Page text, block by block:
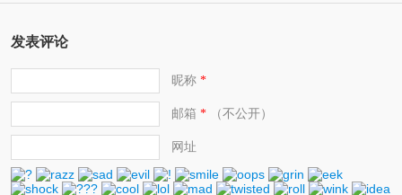
发表评论
昵称*
邮箱 *（不公开）
网址